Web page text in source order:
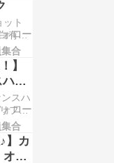
成
角質
けて
水で
ト
有効
配
スや
。そ
にこ
か。
もこ
合
】
イ
リ
ー
スハ
ファ
なっ
キン
成分
保湿
合
】カ
フ